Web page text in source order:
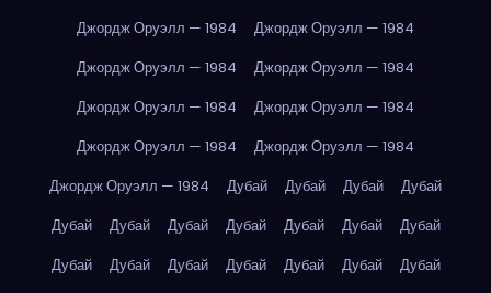
Джордж Оруэлл — 1984
Джордж Оруэлл — 1984
Джордж Оруэлл — 1984
Джордж Оруэлл — 1984
Джордж Оруэлл — 1984
Джордж Оруэлл — 1984
Джордж Оруэлл — 1984
Джордж Оруэлл — 1984
Джордж Оруэлл — 1984
Дубай Дубай Дубай
Дубай
Дубай
Дубай Дубай Дубай Дубай Дубай
Дубай
Дубай
Дубай Дубай Дубай Дубай Дубай
Дубай